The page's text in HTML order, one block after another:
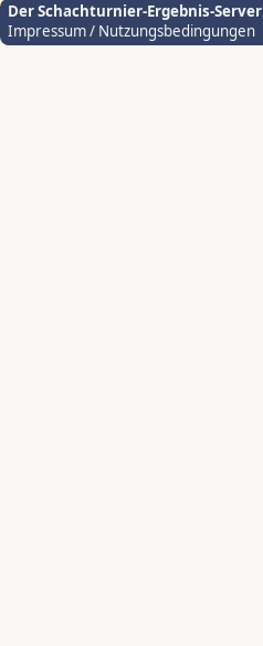
Der Schachturnier-Ergebnis-Server
Impressum / Nutzungsbedingungen